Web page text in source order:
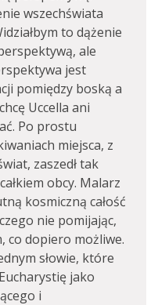
wszechświata
to dążenie
ale
jest
pomiędzy boską a
Uccella ani
Po prostu
miejsca, z
zaszedł tak
obcy. Malarz
kosmiczną całość
nie pomijając,
co dopiero możliwe.
słowie, które
jako
i